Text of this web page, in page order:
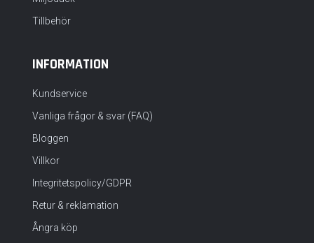
Tillbehör
INFORMATION
Kundservice
Vanliga frågor & svar (FAQ)
Bloggen
Villkor
Integritetspolicy/GDPR
Retur & reklamation
Ångra köp